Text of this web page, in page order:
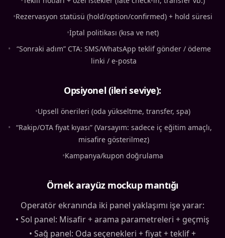
•Rezervasyon statüsü (hold/option/confirmed) + hold süresi
•İptal politikası (kısa ve net)
•
“Sonraki adım” CTA: SMS/WhatsApp teklif gönder / ödeme
linki / e-posta
Opsiyonel (ileri seviye):
•Upsell önerileri (oda yükseltme, transfer, spa)
•
“Rakip/OTA fiyat kıyası” (Varsayım: sadece iç eğitim amaçlı,
misafire gösterilmez)
•Kampanya/kupon doğrulama
Örnek arayüz mockup mantığı
Operatör ekranında iki panel yaklaşımı işe yarar:
• Sol panel: Misafir + arama parametreleri + geçmiş
• Sağ panel: Oda seçenekleri + fiyat + teklif +